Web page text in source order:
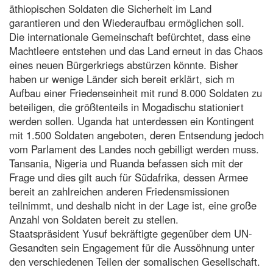
äthiopischen Soldaten die Sicherheit im Land
garantieren und den Wiederaufbau ermöglichen soll.
Die internationale Gemeinschaft befürchtet, dass eine
Machtleere entstehen und das Land erneut in das Chaos
eines neuen Bürgerkriegs abstürzen könnte. Bisher
haben ur wenige Länder sich bereit erklärt, sich m
Aufbau einer Friedenseinheit mit rund 8.000 Soldaten zu
beteiligen, die größtenteils in Mogadischu stationiert
werden sollen. Uganda hat unterdessen ein Kontingent
mit 1.500 Soldaten angeboten, deren Entsendung jedoch
vom Parlament des Landes noch gebilligt werden muss.
Tansania, Nigeria und Ruanda befassen sich mit der
Frage und dies gilt auch für Südafrika, dessen Armee
bereit an zahlreichen anderen Friedensmissionen
teilnimmt, und deshalb nicht in der Lage ist, eine große
Anzahl von Soldaten bereit zu stellen.
Staatspräsident Yusuf bekräftigte gegenüber dem UN-
Gesandten sein Engagement für die Aussöhnung unter
den verschiedenen Teilen der somalischen Gesellschaft.